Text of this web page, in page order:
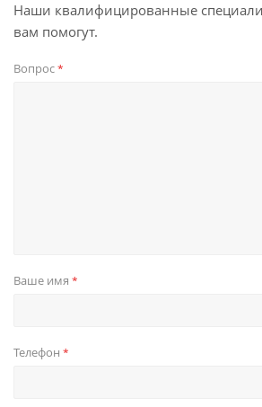
Наши квалифицированные
вам помогут.
Вопрос*
Ваше имя *
Телефон *